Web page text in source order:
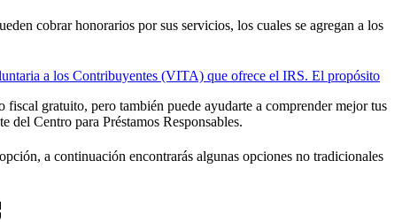
cobrar honorarios por sus servicios, los cuales se agregan a los
a los Contribuyentes (VITA) que ofrece el IRS. El propósito
fiscal gratuito, pero también puede ayudarte a comprender mejor tus
del Centro para Préstamos Responsables.
a continuación encontrarás algunas opciones no tradicionales